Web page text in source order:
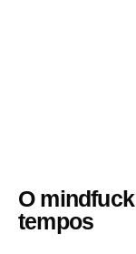
O
tempos